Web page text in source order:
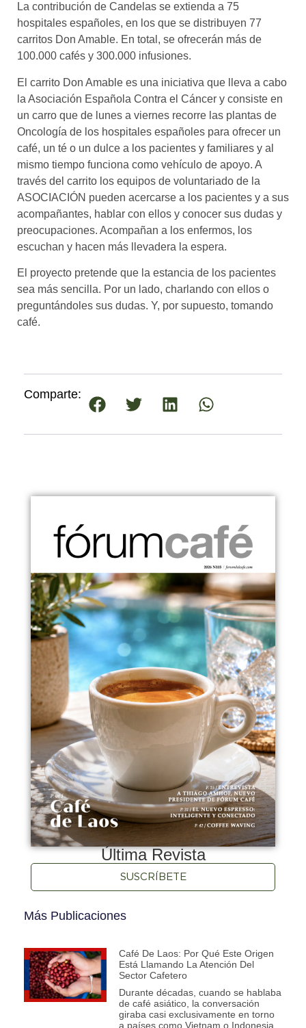
La contribución de Candelas se extienda a 75
hospitales españoles, en los que se distribuyen 77
carritos Don Amable. En total, se ofrecerán más de
100.000 cafés y 300.000 infusiones.
El carrito Don Amable es una iniciativa que lleva a cabo
la Asociación Española Contra el Cáncer y consiste en
un carro que de lunes a viernes recorre las plantas de
Oncología de los hospitales españoles para ofrecer un
café, un té o un dulce a los pacientes y familiares y al
mismo tiempo funciona como vehículo de apoyo. A
través del carrito los equipos de voluntariado de la
ASOCIACIÓN pueden acercarse a los pacientes y a sus
acompañantes, hablar con ellos y conocer sus dudas y
preocupaciones. Acompañan a los enfermos, los
escuchan y hacen más llevadera la espera.
El proyecto pretende que la estancia de los pacientes
sea más sencilla. Por un lado, charlando con ellos o
preguntándoles sus dudas. Y, por supuesto, tomando
café.
Comparte:
Última Revista
SUSCRÍBETE
Más Publicaciones
Café De Laos: Por Qué Este Origen
Está Llamando La Atención Del
Sector Cafetero
Durante décadas, cuando se hablaba
de café asiático, la conversación
giraba casi exclusivamente en torno
a países como Vietnam o Indonesia.